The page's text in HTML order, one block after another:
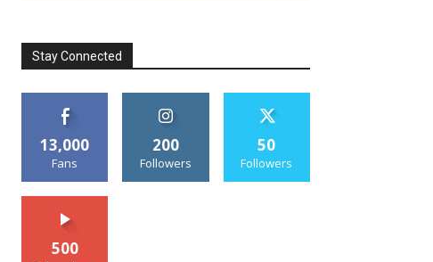
Stay Connected
13,000
Fans
200
Followers
50
Followers
500